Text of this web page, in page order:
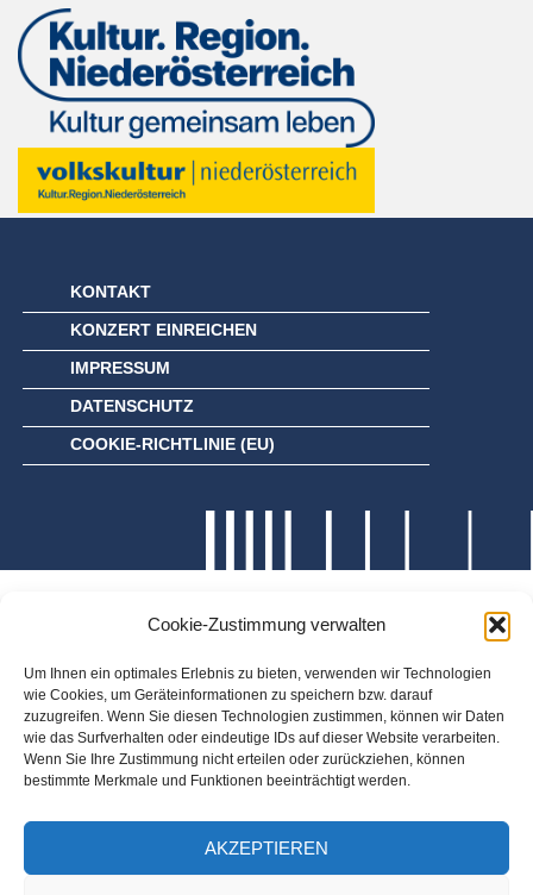
Cookie-Zustimmung verwalten
Um Ihnen ein optimales Erlebnis zu bieten, verwenden wir Technologien
wie Cookies, um Geräteinformationen zu speichern bzw. darauf
zuzugreifen. Wenn Sie diesen Technologien zustimmen, können wir Daten
wie das Surfverhalten oder eindeutige IDs auf dieser Website verarbeiten.
Wenn Sie Ihre Zustimmung nicht erteilen oder zurückziehen, können
bestimmte Merkmale und Funktionen beeinträchtigt werden.
AKZEPTIEREN
KONTAKT
KONZERT EINREICHEN
IMPRESSUM
DATENSCHUTZ
COOKIE-RICHTLINIE (EU)